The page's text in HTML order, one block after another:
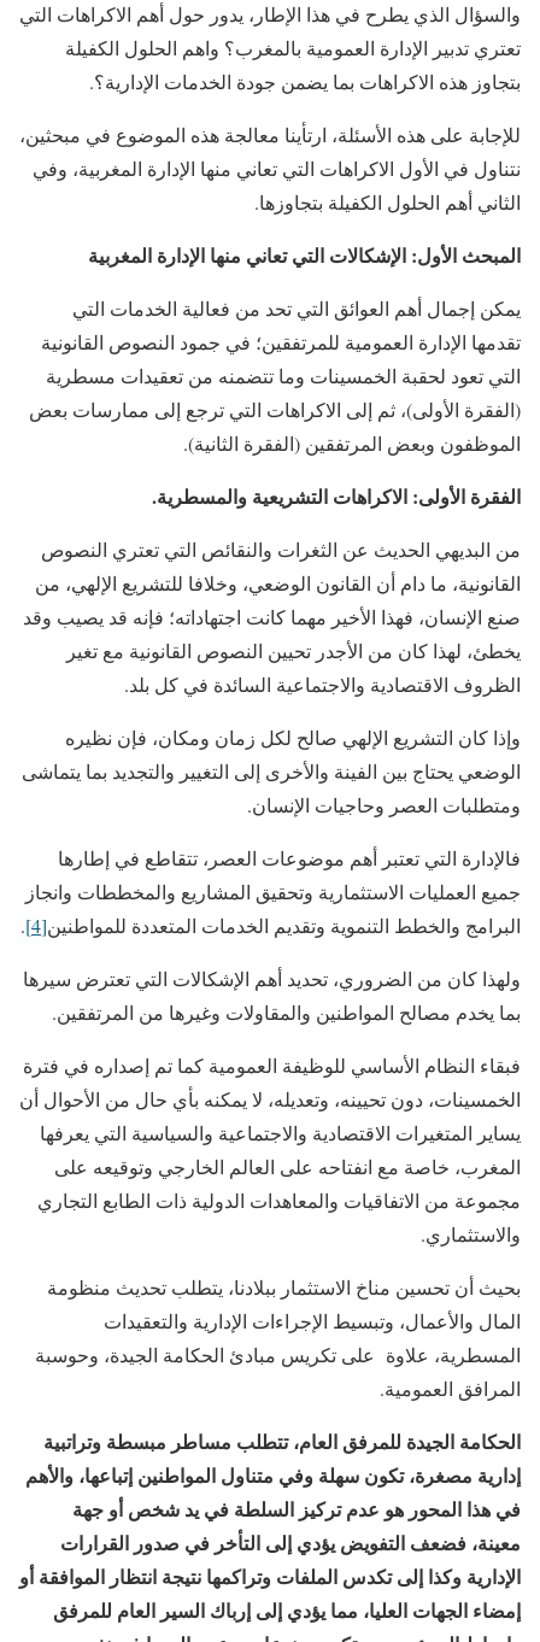
والسؤال الذي يطرح في هذا الإطار، يدور حول أهم الاكراهات التي
تعتري تدبير الإدارة العمومية بالمغرب؟ واهم الحلول الكفيلة
بتجاوز هذه الاكراهات بما يضمن جودة الخدمات الإدارية؟.
للإجابة على هذه الأسئلة، ارتأينا معالجة هذه الموضوع في مبحثين،
نتناول في الأول الاكراهات التي تعاني منها الإدارة المغربية، وفي
الثاني أهم الحلول الكفيلة بتجاوزها.
المبحث الأول: الإشكالات التي تعاني منها الإدارة المغربية
يمكن إجمال أهم العوائق التي تحد من فعالية الخدمات التي
تقدمها الإدارة العمومية للمرتفقين؛ في جمود النصوص القانونية
التي تعود لحقبة الخمسينات وما تتضمنه من تعقيدات مسطرية
(الفقرة الأولى)، ثم إلى الاكراهات التي ترجع إلى ممارسات بعض
الموظفون وبعض المرتفقين (الفقرة الثانية).
الفقرة الأولى: الاكراهات التشريعية والمسطرية.
من البديهي الحديث عن الثغرات والنقائص التي تعتري النصوص
القانونية، ما دام أن القانون الوضعي، وخلافا للتشريع الإلهي، من
صنع الإنسان، فهذا الأخير مهما كانت اجتهاداته؛ فإنه قد يصيب وقد
يخطئ، لهذا كان من الأجدر تحيين النصوص القانونية مع تغير
الظروف الاقتصادية والاجتماعية السائدة في كل بلد.
وإذا كان التشريع الإلهي صالح لكل زمان ومكان، فإن نظيره
الوضعي يحتاج بين الفينة والأخرى إلى التغيير والتجديد بما يتماشى
ومتطلبات العصر وحاجيات الإنسان.
فالإدارة التي تعتبر أهم موضوعات العصر، تتقاطع في إطارها
جميع العمليات الاستثمارية وتحقيق المشاريع والمخططات وانجاز
البرامج والخطط التنموية وتقديم الخدمات المتعددة للمواطنين[4]
.
ولهذا كان من الضروري، تحديد أهم الإشكالات التي تعترض سيرها
بما يخدم مصالح المواطنين والمقاولات وغيرها من المرتفقين.
فبقاء النظام الأساسي للوظيفة العمومية كما تم إصداره في فترة
الخمسينات، دون تحيينه، وتعديله، لا يمكنه بأي حال من الأحوال أن
يساير المتغيرات الاقتصادية والاجتماعية والسياسية التي يعرفها
المغرب، خاصة مع انفتاحه على العالم الخارجي وتوقيعه على
مجموعة من الاتفاقيات والمعاهدات الدولية ذات الطابع التجاري
والاستثماري.
بحيث أن تحسين مناخ الاستثمار ببلادنا، يتطلب تحديث منظومة
المال والأعمال، وتبسيط الإجراءات الإدارية والتعقيدات
المسطرية، علاوة على تكريس مبادئ الحكامة الجيدة، وحوسبة
المرافق العمومية.
الحكامة الجيدة للمرفق العام، تتطلب مساطر مبسطة وتراتبية
إدارية مصغرة، تكون سهلة وفي متناول المواطنين إتباعها، والأهم
في هذا المحور هو عدم تركيز السلطة في يد شخص أو جهة
معينة، فضعف التفويض يؤدي إلى التأخر في صدور القرارات
الإدارية وكذا إلى تكدس الملفات وتراكمها نتيجة انتظار الموافقة أو
إمضاء الجهات العليا، مما يؤدي إلى إرباك السير العام للمرفق